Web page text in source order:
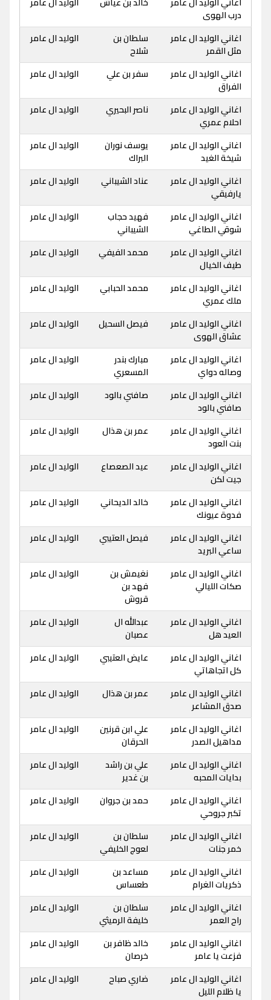
درب الهوى
اغاني الوليد ال عامر
مثل القمر
سلطان بن
شلاح
الوليد ال عامر
اغاني الوليد ال عامر
الفراق
سفر بن علي الوليد ال عامر
اغاني الوليد ال عامر
احلام عمري
ناصر البحيري الوليد ال عامر
اغاني الوليد ال عامر
شيخة الغيد
يوسف نوران
البراك
الوليد ال عامر
اغاني الوليد ال عامر
يارفيقي
عناد الشيباني الوليد ال عامر
اغاني الوليد ال عامر
شوقي الطاغي
فهيد حجاب
الشيباني
الوليد ال عامر
اغاني الوليد ال عامر
طيف الخيال
محمد الفيفي الوليد ال عامر
اغاني الوليد ال عامر
ملك عمري
محمد الحبابي الوليد ال عامر
اغاني الوليد ال عامر
عشاق الهوى
فيصل السحيل الوليد ال عامر
اغاني الوليد ال عامر
وصاله دواي
مبارك بندر
المسعري
الوليد ال عامر
اغاني الوليد ال عامر
صافني بالود
صافني بالود الوليد ال عامر
اغاني الوليد ال عامر
بنت العود
عمر بن هذال الوليد ال عامر
اغاني الوليد ال عامر
جيت لكن
عيد الصعصاع الوليد ال عامر
اغاني الوليد ال عامر
فدوة عيونك
خالد الديحاني الوليد ال عامر
اغاني الوليد ال عامر
ساعي البريد
فيصل العتيبي الوليد ال عامر
اغاني الوليد ال عامر
صكات الليالي
نغيمش بن
فهد بن
قروش
الوليد ال عامر
اغاني الوليد ال عامر
العيد هل
عبدالله ال
عصبان
الوليد ال عامر
اغاني الوليد ال عامر
كل اتجاهاتي
عايض العتيبي الوليد ال عامر
اغاني الوليد ال عامر
صدق المشاعر
عمر بن هذال الوليد ال عامر
اغاني الوليد ال عامر
مداهيل الصدر
علي ابن قرنين
الحرقان
الوليد ال عامر
اغاني الوليد ال عامر
بدايات المحبه
علي بن راشد
بن غدير
الوليد ال عامر
اغاني الوليد ال عامر
تكبر جروحي
حمد بن جروان الوليد ال عامر
اغاني الوليد ال عامر
خمر جنات
سلطان بن
لعوج الخليفي
الوليد ال عامر
اغاني الوليد ال عامر
ذكريات الغرام
مساعد بن
طعساس
الوليد ال عامر
اغاني الوليد ال عامر
راح العمر
سلطان بن
خليفة الرميثي
الوليد ال عامر
اغاني الوليد ال عامر
فزعت يا عامر
خالد ظافر بن
خرصان
الوليد ال عامر
اغاني الوليد ال عامر
يا ظلام الليل
ضاري صباح الوليد ال عامر